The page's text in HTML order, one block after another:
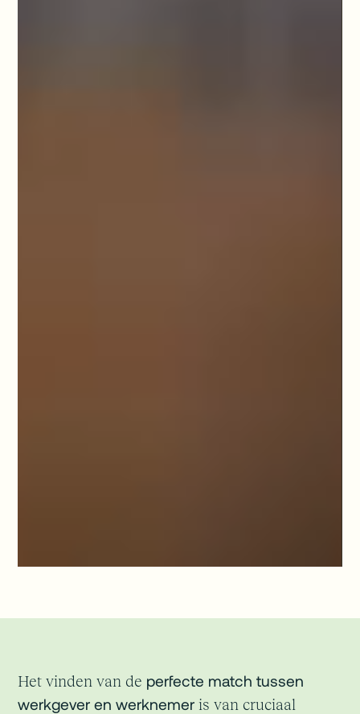
Het vinden van de perfecte match tussen
werkgever en werknemer is van cruciaal